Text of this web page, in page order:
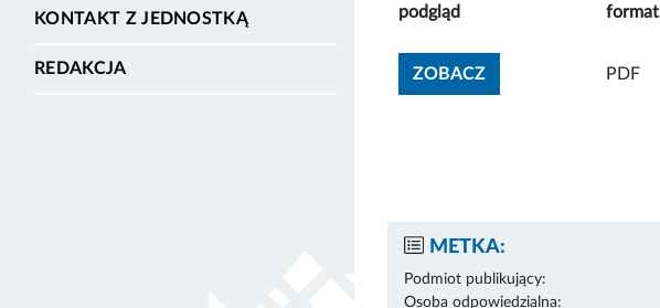
KONTAKT Z JEDNOSTKĄ
REDAKCJA
podgląd format
ZOBACZZOBACZ ZAŁĄCZNIK
PDF
METKA:
Podmiot publikujący:
Osoba odpowiedzialna: